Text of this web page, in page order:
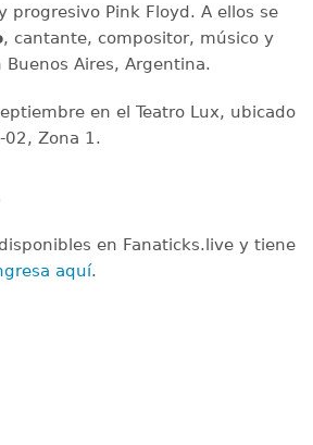
progresivo Pink Floyd. A ellos se
, cantante, compositor, músico y
Aires, Argentina.
en el Teatro Lux, ubicado
02, Zona 1.
en Fanaticks.live y tiene
aquí.